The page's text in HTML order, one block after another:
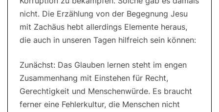
nicht. Die Erzählung von der Begegnung Jesu
mit Zachäus hebt allerdings Elemente heraus,
die auch in unseren Tagen hilfreich sein können:
Zunächst: Das Glauben lernen steht im engen
Zusammenhang mit Einstehen für Recht,
Gerechtigkeit und Menschenwürde. Es braucht
ferner eine Fehlerkultur, die Menschen nicht